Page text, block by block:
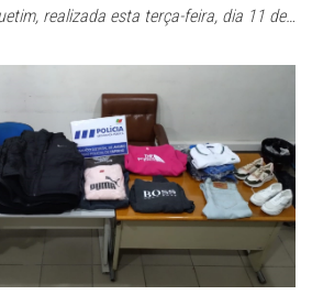
realizada esta terça-feira, dia 11 de…